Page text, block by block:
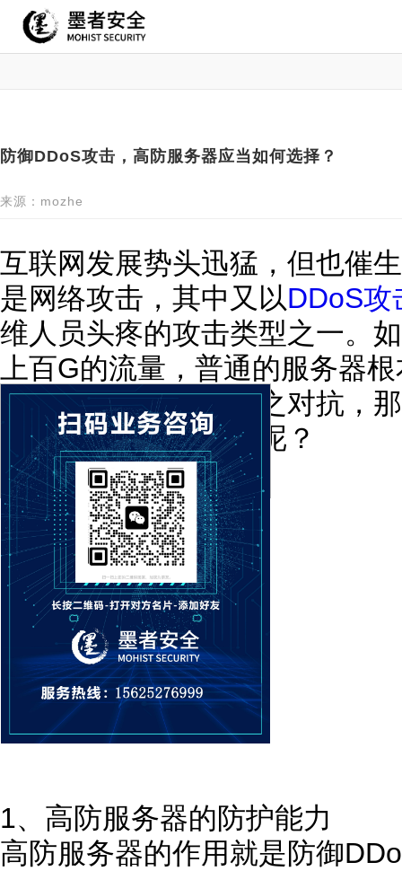
防御DDoS攻击，高防服务器应当如何选择？
来源：mozhe
互联网发展势头迅猛，但也催
是网络攻击，其中又以DDoS攻
维人员头疼的攻击类型之一。
上百G的流量，普通的服务器
殊的高防服务器来与之对抗，
务器时，该如何选择呢？
1、高防服务器的防护能力
高防服务器的作用就是防御